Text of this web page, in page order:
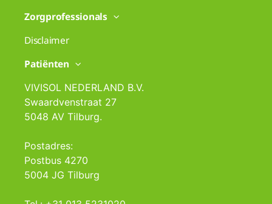
Zorgprofessionals
Disclaimer
Patiënten
VIVISOL NEDERLAND B.V.
Swaardvenstraat 27
5048 AV Tilburg.
Postadres:
Postbus 4270
5004 JG Tilburg